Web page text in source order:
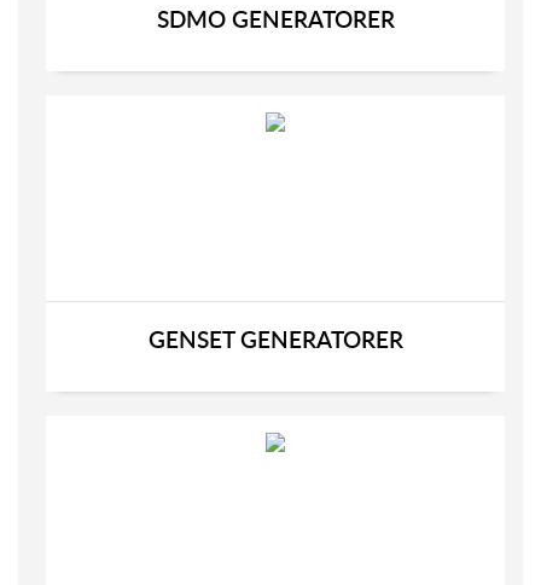
SDMO GENERATORER
GENSET GENERATORER